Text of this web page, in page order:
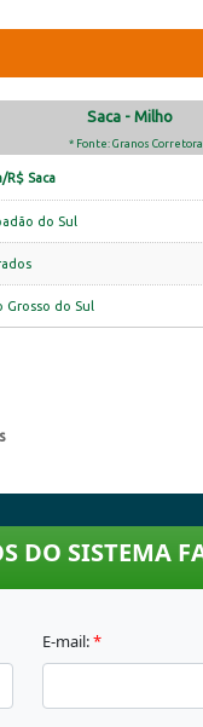
Saca - Milho
* Fonte: Granos Corretora
R$ Saca
do Sul
Grosso do Sul